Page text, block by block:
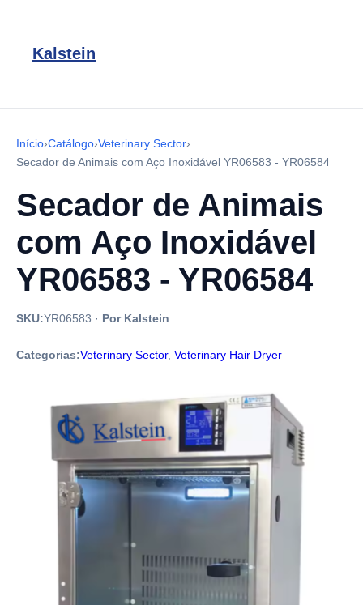
Kalstein
Início›Catálogo›Veterinary Sector›
Secador de Animais com Aço Inoxidável YR06583 - YR06584
Secador de Animais
com Aço Inoxidável
YR06583 - YR06584
SKU:YR06583 · Por Kalstein
Categorias:Veterinary Sector, Veterinary Hair Dryer